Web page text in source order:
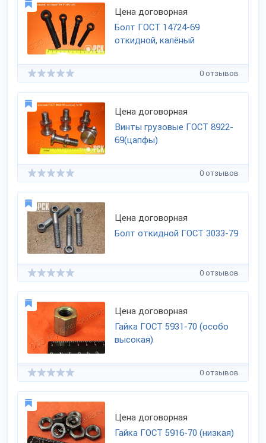
Цена договорная
Болт ГОСТ 14724-69
откидной, калёный
0 отзывов
Цена договорная
Винты грузовые ГОСТ 8922-
69(цапфы)
0 отзывов
Цена договорная
Болт откидной ГОСТ 3033-79
0 отзывов
Цена договорная
Гайка ГОСТ 5931-70 (особо
высокая)
0 отзывов
Цена договорная
Гайка ГОСТ 5916-70 (низкая)